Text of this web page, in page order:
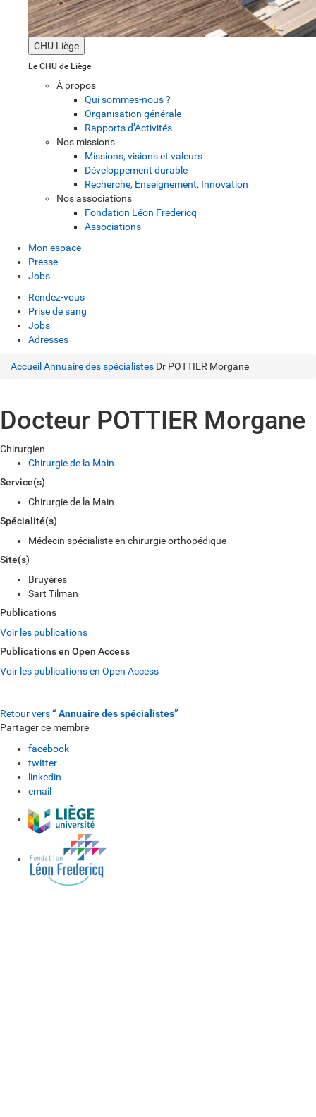
CHU Liège
Le CHU de Liège
À propos
Qui sommes-nous ?
Organisation générale
Rapports d’Activités
Nos missions
Missions, visions et valeurs
Développement durable
Recherche, Enseignement, Innovation
Nos associations
Fondation Léon Fredericq
Associations
Mon espace
Presse
Jobs
Rendez-vous
Prise de sang
Jobs
Adresses
Accueil Annuaire des spécialistes Dr POTTIER Morgane
Docteur POTTIER Morgane
Chirurgien
Chirurgie de la Main
Service(s)
Chirurgie de la Main
Spécialité(s)
Médecin spécialiste en chirurgie orthopédique
Site(s)
Bruyères
Sart Tilman
Publications
Voir les publications
Publications en Open Access
Voir les publications en Open Access
Retour vers“ Annuaire des spécialistes”
Partager ce membre
facebook
twitter
linkedin
email